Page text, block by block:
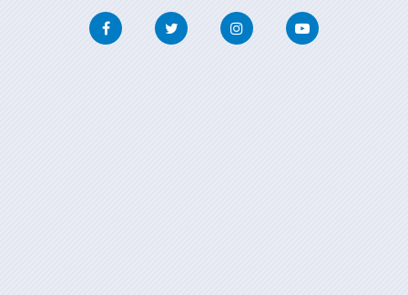
FacebookTwitter InstagramYoutube